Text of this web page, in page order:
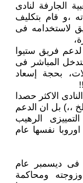
الجارفة لنادى
،و قام بتكليف
لاستخدامه فى
فريق ستيوا
المباشر فى
بحجة إسعاد
الاكثر حصدا
،،) بل ان الدعم
الرهيب
نفسها عام
فى ديسمبر عام
وزوجته ومحاكمة